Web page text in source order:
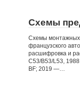
Схемы
Схемы монтажных
французского
расшифровка и
C53/B53/L53,
BF; 2019 —…